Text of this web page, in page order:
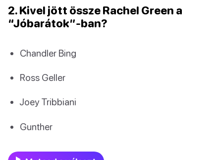
2. Kivel jött össze Rachel Green a
“Jóbarátok”-ban?
Chandler Bing
Ross Geller
Joey Tribbiani
Gunther